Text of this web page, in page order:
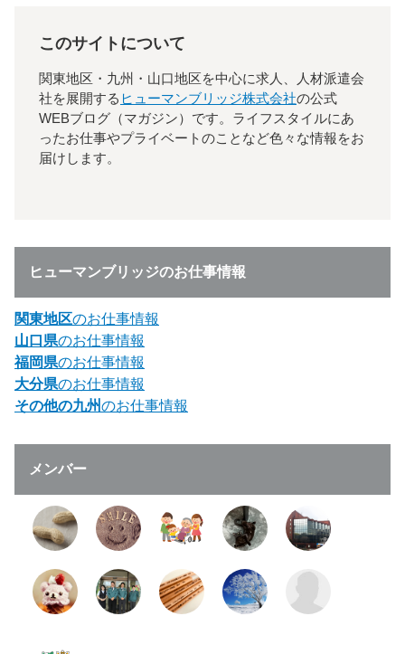
このサイトについて
関東地区・九州・山口地区を中心に求人、人材派遣会
社を展開する ヒューマンブリッジ株式会社の公式
WEBブログ（マガジン）です。ライフスタイルにあ
ったお仕事やプライベートのことなど色々な情報をお
届けします。
ヒューマンブリッジのお仕事情報
関東地区のお仕事情報
山口県のお仕事情報
福岡県のお仕事情報
大分県のお仕事情報
その他の九州のお仕事情報
メンバー